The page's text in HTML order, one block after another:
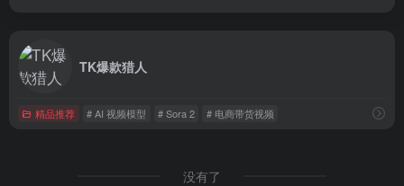
TK爆款猎人
精品推荐 # AI 视频模型 # Sora 2 # 电商带货视频
没有了